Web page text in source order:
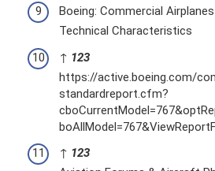
Boeing: Commercial
Technical Characteristics
↑ 123
https://active.boeing.com/
standardreport.cfm?
↑ 123